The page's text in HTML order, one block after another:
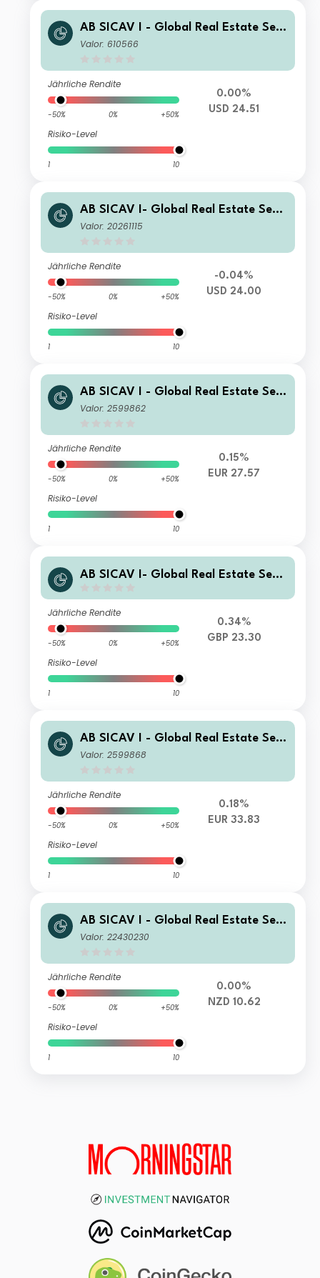
AB SICAV I - Global Real Estate Sec
urities Portfolio B Acc
Valor: 610566
Jährliche Rendite
-50% 0% +50%
Risiko-Level
1 10
0.00%
USD 24.51
AB SICAV I- Global Real Estate Secu
rities Portfolio C USD Acc
Valor: 20261115
Jährliche Rendite
-50% 0% +50%
Risiko-Level
1 10
-0.04%
USD 24.00
AB SICAV I - Global Real Estate Sec
urities Portfolio A EUR Acc
Valor: 2599862
Jährliche Rendite
-50% 0% +50%
Risiko-Level
1 10
0.15%
EUR 27.57
AB SICAV I- Global Real Estate Secu
Jährliche Rendite
-50% 0% +50%
Risiko-Level
1 10
0.34%
GBP 23.30
AB SICAV I - Global Real Estate Sec
urities Portfolio I EUR Acc
Valor: 2599868
Jährliche Rendite
-50% 0% +50%
Risiko-Level
1 10
0.18%
EUR 33.83
AB SICAV I - Global Real Estate Sec
urities Portfolio AD NZD H Inc
Valor: 22430230
Jährliche Rendite
-50% 0% +50%
Risiko-Level
1 10
0.00%
NZD 10.62